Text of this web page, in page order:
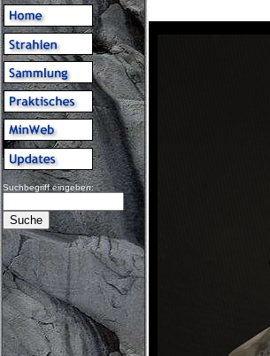
Suchbegriff eingeben: